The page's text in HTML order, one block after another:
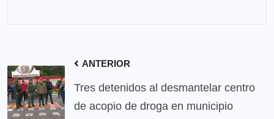
ANTERIOR
Tres detenidos al desmantelar centro
de acopio de droga en municipio